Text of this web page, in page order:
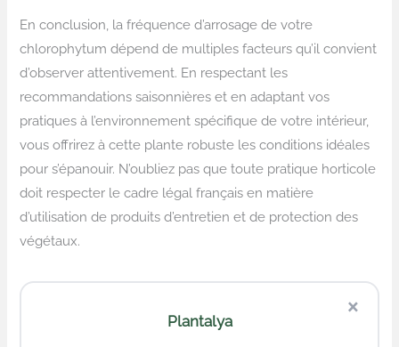
En conclusion, la fréquence d’arrosage de votre
chlorophytum dépend de multiples facteurs qu’il convient
d’observer attentivement. En respectant les
recommandations saisonnières et en adaptant vos
pratiques à l’environnement spécifique de votre intérieur,
vous offrirez à cette plante robuste les conditions idéales
pour s’épanouir. N’oubliez pas que toute pratique horticole
doit respecter le cadre légal français en matière
d’utilisation de produits d’entretien et de protection des
végétaux.
×
Plantalya